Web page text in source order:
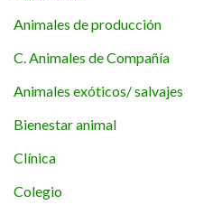
Animales de producción
C. Animales de Compañía
Animales exóticos/ salvajes
Bienestar animal
Clínica
Colegio